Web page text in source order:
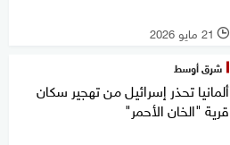
l 21 مايو 2026
شرق أوسط
ألمانيا تحذر إسرائيل من تهجير سكان
قرية "الخان الأحمر"